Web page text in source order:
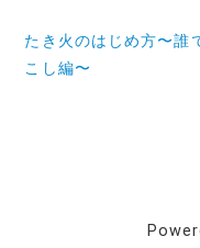
ナ
たき火のはじめ方〜誰
こし編〜